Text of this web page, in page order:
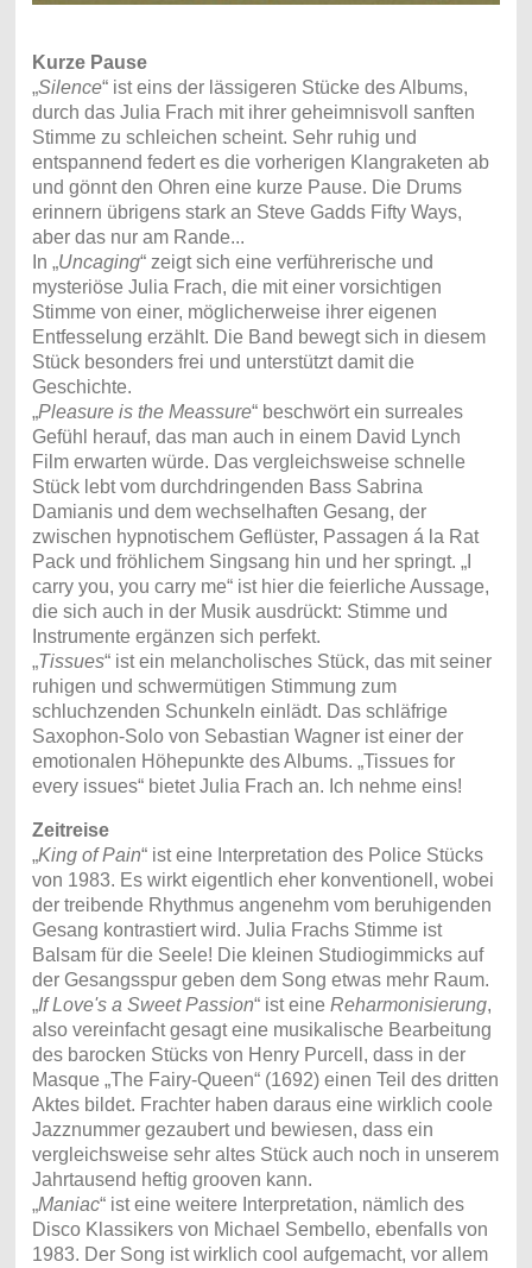
Kurze Pause
„Silence“ ist eins der lässigeren Stücke des Albums,
durch das Julia Frach mit ihrer geheimnisvoll sanften
Stimme zu schleichen scheint. Sehr ruhig und
entspannend federt es die vorherigen Klangraketen ab
und gönnt den Ohren eine kurze Pause. Die Drums
erinnern übrigens stark an Steve Gadds Fifty Ways,
aber das nur am Rande...
In „Uncaging“ zeigt sich eine verführerische und
mysteriöse Julia Frach, die mit einer vorsichtigen
Stimme von einer, möglicherweise ihrer eigenen
Entfesselung erzählt. Die Band bewegt sich in diesem
Stück besonders frei und unterstützt damit die
Geschichte.
„Pleasure is the Meassure“ beschwört ein surreales
Gefühl herauf, das man auch in einem David Lynch
Film erwarten würde. Das vergleichsweise schnelle
Stück lebt vom durchdringenden Bass Sabrina
Damianis und dem wechselhaften Gesang, der
zwischen hypnotischem Geflüster, Passagen á la Rat
Pack und fröhlichem Singsang hin und her springt. „I
carry you, you carry me“ ist hier die feierliche Aussage,
die sich auch in der Musik ausdrückt: Stimme und
Instrumente ergänzen sich perfekt.
„Tissues“ ist ein melancholisches Stück, das mit seiner
ruhigen und schwermütigen Stimmung zum
schluchzenden Schunkeln einlädt. Das schläfrige
Saxophon-Solo von Sebastian Wagner ist einer der
emotionalen Höhepunkte des Albums. „Tissues for
every issues“ bietet Julia Frach an. Ich nehme eins!
Zeitreise
„King of Pain“ ist eine Interpretation des Police Stücks
von 1983. Es wirkt eigentlich eher konventionell, wobei
der treibende Rhythmus angenehm vom beruhigenden
Gesang kontrastiert wird. Julia Frachs Stimme ist
Balsam für die Seele! Die kleinen Studiogimmicks auf
der Gesangsspur geben dem Song etwas mehr Raum.
„If Love's a Sweet Passion“ ist eine Reharmonisierung,
also vereinfacht gesagt eine musikalische Bearbeitung
des barocken Stücks von Henry Purcell, dass in der
Masque „The Fairy-Queen“ (1692) einen Teil des dritten
Aktes bildet. Frachter haben daraus eine wirklich coole
Jazznummer gezaubert und bewiesen, dass ein
vergleichsweise sehr altes Stück auch noch in unserem
Jahrtausend heftig grooven kann.
„Maniac“ ist eine weitere Interpretation, nämlich des
Disco Klassikers von Michael Sembello, ebenfalls von
1983. Der Song ist wirklich cool aufgemacht, vor allem